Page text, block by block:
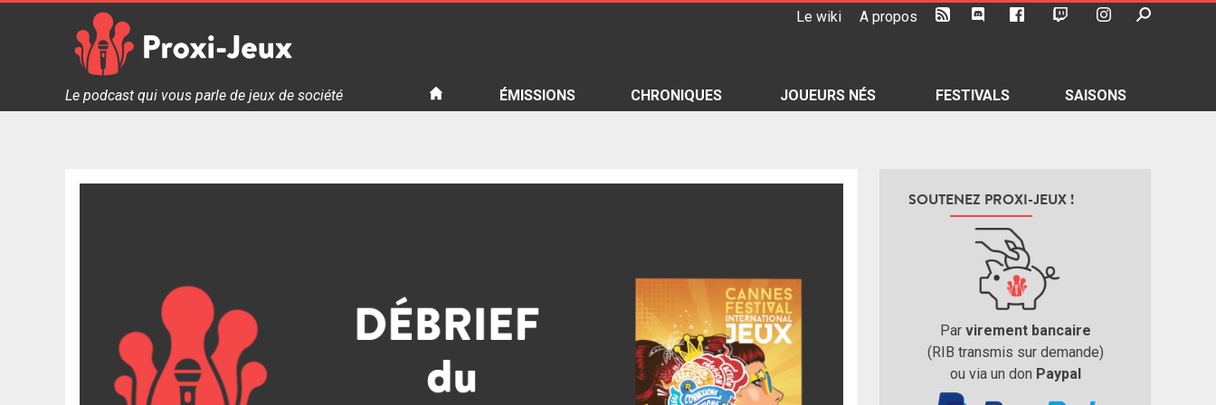
Le wiki A propos
Proxi Jeux - Le podcast qui vous parle de jeux de société
Le podcast qui vous parle de jeux de société ÉMISSIONS CHRONIQUES JOUEURS NÉS FESTIVALS SAISONS
SOUTENEZ PROXI-JEUX !
Par virement bancaire
(RIB transmis sur demande)
ou via un don Paypal